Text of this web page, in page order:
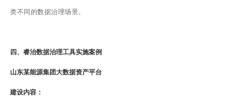
类不同的数据治理场景。
四、睿治数据治理工具实施案例
山东某能源集团大数据资产平台
建设内容：